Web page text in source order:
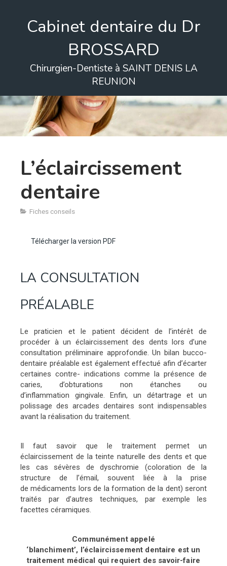
Cabinet dentaire du Dr
BROSSARD
Chirurgien-Dentiste à SAINT DENIS LA
REUNION
L’éclaircissement
dentaire
Fiches conseils
Télécharger la version PDF
LA CONSULTATION
PRÉALABLE
Le praticien et le patient décident de l’intérêt de
procéder à un éclaircissement des dents lors d’une
consultation préliminaire approfondie. Un bilan bucco-
dentaire préalable est également effectué afin d’écarter
certaines contre- indications comme la présence de
caries, d’obturations non étanches ou
d’inflammation gingivale. Enfin, un détartrage et un
polissage des arcades dentaires sont indispensables
avant la réalisation du traitement.
Il faut savoir que le traitement permet un
éclaircissement de la teinte naturelle des dents et que
les cas sévères de dyschromie (coloration de la
structure de l’émail, souvent liée à la prise
de médicaments lors de la formation de la dent) seront
traités par d’autres techniques, par exemple les
facettes céramiques.
Communément appelé
‘blanchiment’, l’éclaircissement dentaire est un
traitement médical qui requiert des savoir-faire